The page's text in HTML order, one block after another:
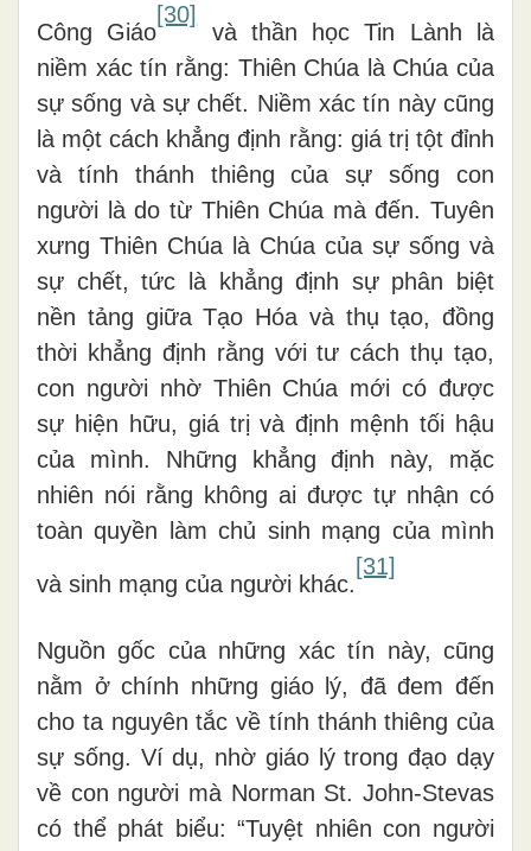
Công Giáo
[30]
và thần học Tin Lành là
niềm xác tín rằng: Thiên Chúa là Chúa của
sự sống và sự chết. Niềm xác tín này cũng
là một cách khẳng định rằng: giá trị tột đỉnh
và tính thánh thiêng của sự sống con
người là do từ Thiên Chúa mà đến. Tuyên
xưng Thiên Chúa là Chúa của sự sống và
sự chết, tức là khẳng định sự phân biệt
nền tảng giữa Tạo Hóa và thụ tạo, đồng
thời khẳng định rằng với tư cách thụ tạo,
con người nhờ Thiên Chúa mới có được
sự hiện hữu, giá trị và định mệnh tối hậu
của mình. Những khẳng định này, mặc
nhiên nói rằng không ai được tự nhận có
toàn quyền làm chủ sinh mạng của mình
và sinh mạng của người khác.
[31]
Nguồn gốc của những xác tín này, cũng
nằm ở chính những giáo lý, đã đem đến
cho ta nguyên tắc về tính thánh thiêng của
sự sống. Ví dụ, nhờ giáo lý trong đạo dạy
về con người mà Norman St. John-Stevas
có thể phát biểu: “Tuyệt nhiên con người